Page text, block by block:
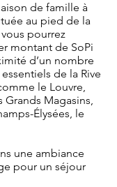
de famille à
au pied de la
pourrez
montant de SoPi
d’un nombre
de la Rive
le Louvre,
Grands Magasins,
Élysées, le
une ambiance
pour un séjour